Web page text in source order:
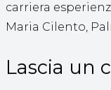
carriera
Maria Cilento,
Lascia un